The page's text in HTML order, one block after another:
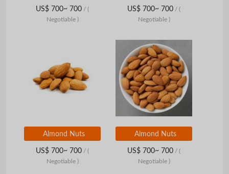
US$ 700~ 700 / (
Negotiable )
US$ 700~ 700 / (
Negotiable )
Almond Nuts
US$ 700~ 700 / (
Negotiable )
Almond Nuts
US$ 700~ 700 / (
Negotiable )